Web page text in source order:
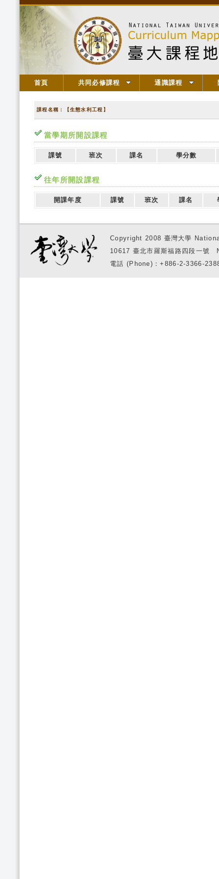
首頁 共同必修課程 通識課程
課程名稱：【生態水利工程】
當學期所開設課程
課號 班次 課名 學分數
往年所開設課程
開課年度 課號 班次 課名
Copyright 2008 臺灣大學
10617 臺北市羅斯福路四段一
電話 (Phone)：+886-2-3366-